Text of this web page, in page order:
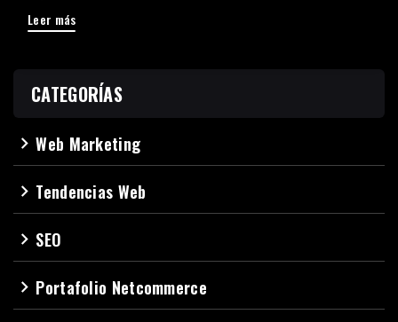
Leer más
CATEGORÍAS
navigate_nextWeb Marketing
navigate_next Tendencias Web
navigate_next SEO
navigate_next Portafolio Netcommerce